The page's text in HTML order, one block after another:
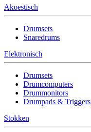
Akoestisch
Drumsets
Snaredrums
Elektronisch
Drumsets
Drumcomputers
Drummonitors
Drumpads & Triggers
Stokken